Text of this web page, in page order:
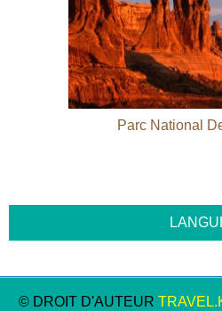
Parc National
© DROIT D'AUTEUR